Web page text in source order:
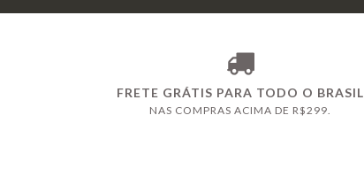
FRETE GRÁTIS PARA TODO O BRASIL
NAS COMPRAS ACIMA DE R$299.